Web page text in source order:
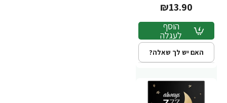
₪13.90
הוסף
לעגלה
האם יש לך שאלה?